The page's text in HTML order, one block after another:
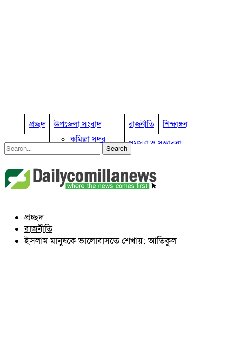
প্রচ্ছদ
উপজেলা সংবাদ
কুমিল্লা সদর
কুমিল্লা সদর দক্ষিণ
ব্রাহ্মণপাড়া
লাকসাম
লালমাই
রাজনীতি
শিক্ষাঙ্গন
সমস্যা ও সম্ভাবনা
কুমিল্লা ভোটের হাওয়া
কুমিল্লার ঐতিহ্য
বিখ্যাত ব্যাক্তিত্ব
প্রচ্ছদ
রাজনীতি
ইসলাম মানুষকে ভালোবাসতে শেখায়: আতিকুল